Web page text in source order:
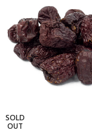
SOLD
OUT